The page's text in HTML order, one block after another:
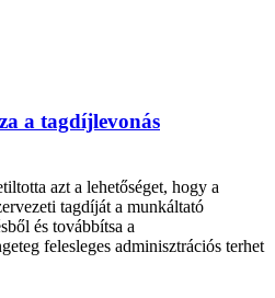
a tagdíjlevonás
azt a lehetőséget, hogy a
tagdíját a munkáltató
és továbbítsa a
felesleges adminisztrációs terhet